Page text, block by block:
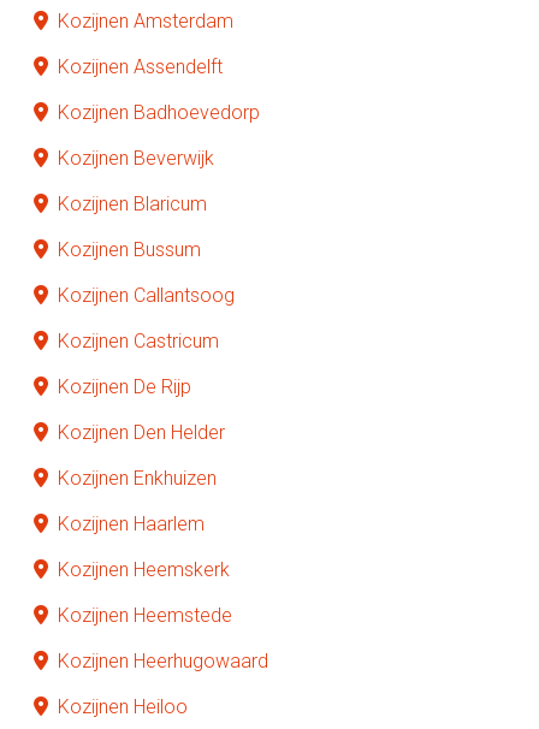
Kozijnen Amsterdam
Kozijnen Assendelft
Kozijnen Badhoevedorp
Kozijnen Beverwijk
Kozijnen Blaricum
Kozijnen Bussum
Kozijnen Callantsoog
Kozijnen Castricum
Kozijnen De Rijp
Kozijnen Den Helder
Kozijnen Enkhuizen
Kozijnen Haarlem
Kozijnen Heemskerk
Kozijnen Heemstede
Kozijnen Heerhugowaard
Kozijnen Heiloo